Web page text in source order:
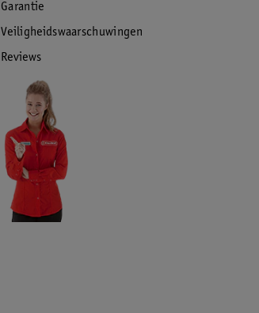
Garantie
Veiligheidswaarschuwingen
Reviews